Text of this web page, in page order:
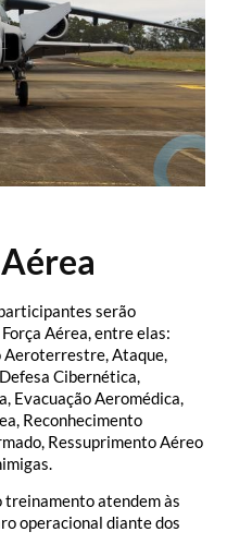
serão
Aérea, entre elas:
Aeroterrestre, Ataque,
Cibernética,
Evacuação Aeromédica,
Reconhecimento
Ressuprimento Aéreo
atendem às
operacional diante dos